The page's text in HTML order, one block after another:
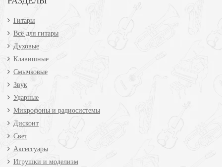
Гитары
Всё для гитары
Духовые
Клавишные
Смычковые
Звук
Ударные
Микрофоны и радиосистемы
Дисконт
Свет
Аксессуары
Игрушки и моделизм